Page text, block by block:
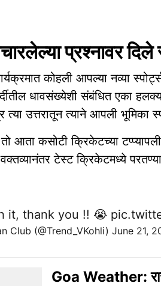
प्रश्नावर दिले
कोहली आपल्या नव्या
धावसंख्येशी संबंधित एका
त्या उत्तरातून त्याने आपली भूमिका
आता कसोटी क्रिकेटच्या
टेस्ट क्रिकेटमध्ये
it, thank you !! 😭
Club (@Trend_VKohli) June 21,
Goa Weather: